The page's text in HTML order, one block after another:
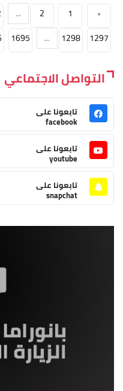
‹
1
2
...
1297
1298
...
1695
التواصل الاجتماعي
تابعونا على
facebook
تابعونا على
youtube
تابعونا على
snapchat